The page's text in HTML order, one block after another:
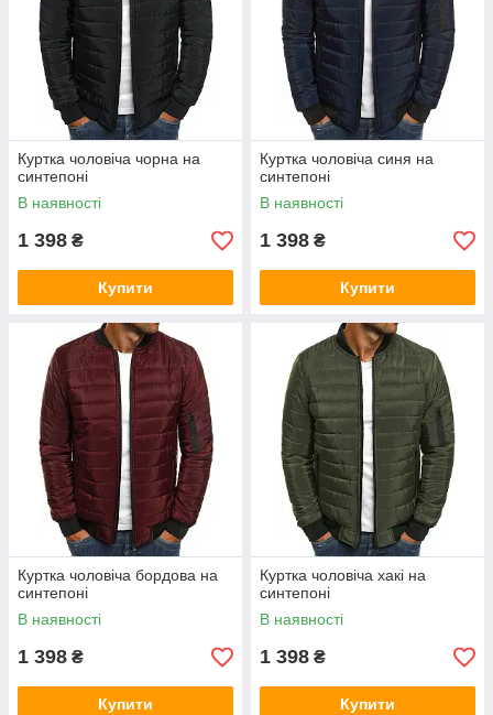
Куртка чоловіча чорна на
синтепоні
В наявності
1 398 ₴
Купити
Куртка чоловіча синя на
синтепоні
В наявності
1 398 ₴
Купити
Куртка чоловіча бордова на
синтепоні
В наявності
1 398 ₴
Купити
Куртка чоловіча хакі на
синтепоні
В наявності
1 398 ₴
Купити